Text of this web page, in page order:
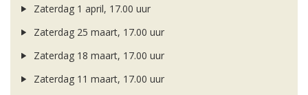
Zaterdag 1 april, 17.00 uur
Zaterdag 25 maart, 17.00 uur
Zaterdag 18 maart, 17.00 uur
Zaterdag 11 maart, 17.00 uur